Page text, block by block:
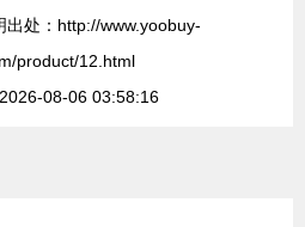
出处：http://www.yoobuy-
product/12.html
08-06 03:58:16